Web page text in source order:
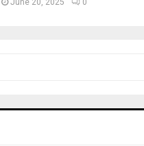
June 20, 2025 0